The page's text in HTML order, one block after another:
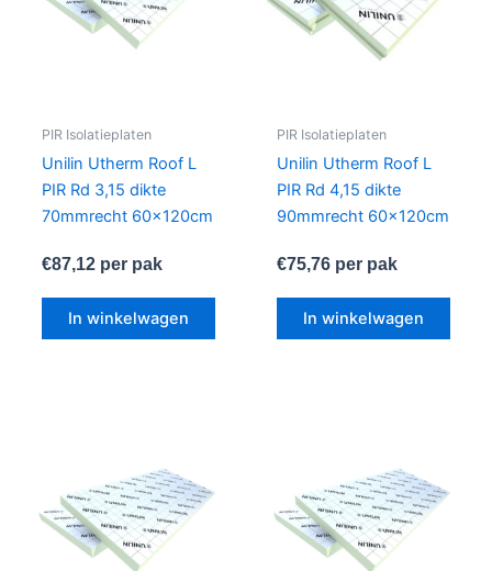
PIR Isolatieplaten
Unilin Utherm Roof L
PIR Rd 3,15 dikte
70mmrecht 60x120cm
€87,12per pak
In winkelwagen
PIR Isolatieplaten
Unilin Utherm Roof L
PIR Rd 4,15 dikte
90mmrecht 60x120cm
€75,76per pak
In winkelwagen